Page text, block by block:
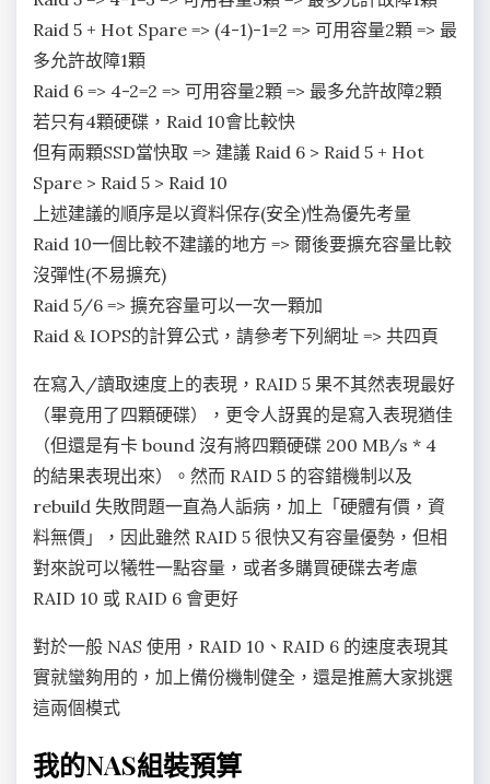
Raid 5 + Hot Spare => (4-1)-1=2 => 可用容量2顆 => 最
多允許故障1顆
Raid 6 => 4-2=2 => 可用容量2顆 => 最多允許故障2顆
若只有4顆硬碟，Raid 10會比較快
但有兩顆SSD當快取 => 建議 Raid 6 > Raid 5 + Hot
Spare > Raid 5 > Raid 10
上述建議的順序是以資料保存(安全)性為優先考量
Raid 10一個比較不建議的地方 => 爾後要擴充容量比較
沒彈性(不易擴充)
Raid 5/6 => 擴充容量可以一次一顆加
Raid & IOPS的計算公式，請參考下列網址 => 共四頁
在寫入/讀取速度上的表現，RAID 5 果不其然表現最好
（畢竟用了四顆硬碟），更令人訝異的是寫入表現猶佳
（但還是有卡 bound 沒有將四顆硬碟 200 MB/s * 4
的結果表現出來）。然而 RAID 5 的容錯機制以及
rebuild 失敗問題一直為人詬病，加上「硬體有價，資
料無價」，因此雖然 RAID 5 很快又有容量優勢，但相
對來說可以犧牲一點容量，或者多購買硬碟去考慮
RAID 10 或 RAID 6 會更好
對於一般 NAS 使用，RAID 10、RAID 6 的速度表現其
實就蠻夠用的，加上備份機制健全，還是推薦大家挑選
這兩個模式
我的NAS組裝預算